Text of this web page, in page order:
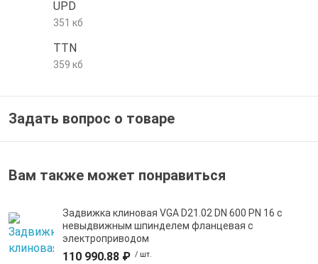
трубы и фитинги
UPD
351 кб
TTN
359 кб
Задать вопрос о товаре
Вам также может понравиться
Задвижка клиновая VGA D21.02 DN 600 PN 16 с
невыдвижным шпинделем фланцевая с
электроприводом
110 990.88 ₽ / шт.